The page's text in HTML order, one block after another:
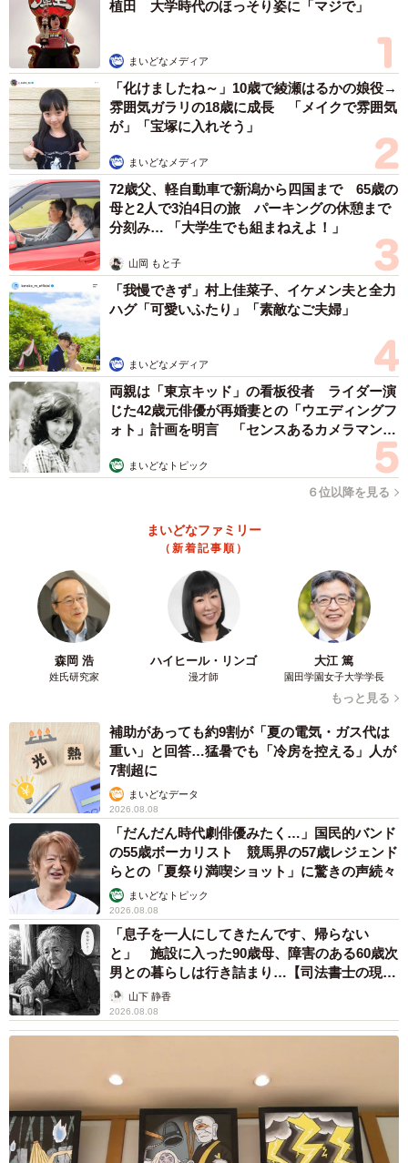
植田 大学時代のほっそり姿に「マジで」
まいどなメディア
「化けましたね～」10歳で綾瀬はるかの娘役→
雰囲気ガラリの18歳に成長 「メイクで雰囲気
が」「宝塚に入れそう」
まいどなメディア
72歳父、軽自動車で新潟から四国まで 65歳の
母と2人で3泊4日の旅 パーキングの休憩まで
分刻み… 「大学生でも組まねえよ！」
山岡 もと子
「我慢できず」村上佳菜子、イケメン夫と全力
ハグ「可愛いふたり」「素敵なご夫婦」
まいどなメディア
両親は「東京キッド」の看板役者 ライダー演
じた42歳元俳優が再婚妻との「ウエディングフ
ォト」計画を明言 「センスあるカメラマン求
まいどなトピック
６位以降を見る
まいどなファミリー
（新着記事順）
森岡 浩
姓氏研究家
ハイヒール・リンゴ
漫才師
大江 篤
園田学園女子大学学長
もっと見る
補助があっても約9割が「夏の電気・ガス代は
重い」と回答…猛暑でも「冷房を控える」人が
7割超に
まいどなデータ
2026.08.08
「だんだん時代劇俳優みたく…」国民的バンド
の55歳ボーカリスト 競馬界の57歳レジェンド
らとの「夏祭り満喫ショット」に驚きの声続々
まいどなトピック
2026.08.08
「息子を一人にしてきたんです、帰らない
と」 施設に入った90歳母、障害のある60歳次
男との暮らしは行き詰まり…【司法書士の現場
から】山下 静香
2026.08.08